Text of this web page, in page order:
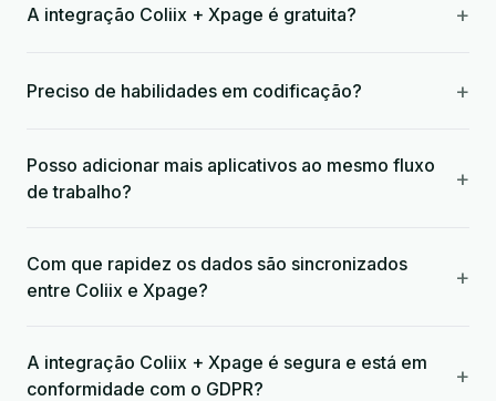
A integração Coliix + Xpage é gratuita? +
Preciso de habilidades em codificação? +
Posso adicionar mais aplicativos ao mesmo fluxo
de trabalho?
+
Com que rapidez os dados são sincronizados
entre Coliix e Xpage?
+
A integração Coliix + Xpage é segura e está em
conformidade com o GDPR?
+